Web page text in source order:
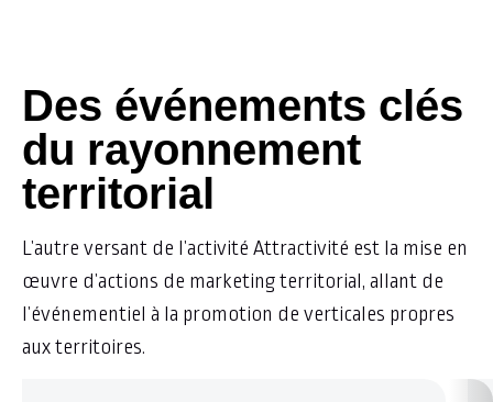
Des événements clés
du rayonnement
territorial
L’autre versant de l’activité Attractivité est la mise en
œuvre d’actions de marketing territorial, allant de
l’événementiel à la promotion de verticales propres
aux territoires.